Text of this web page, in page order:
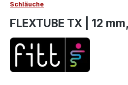
Schläuche
FLEXTUBE TX | 12